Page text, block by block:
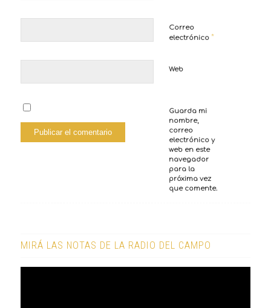
Correo
electrónico *
Web
Guarda mi
nombre,
correo
electrónico y
web en este
navegador
para la
próxima vez
que comente.
MIRÁ LAS NOTAS DE LA RADIO DEL CAMPO